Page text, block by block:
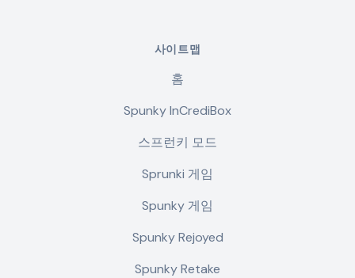
사이트맵
홈
Spunky InCrediBox
스프런키 모드
Sprunki 게임
Spunky 게임
Spunky Rejoyed
Spunky Retake